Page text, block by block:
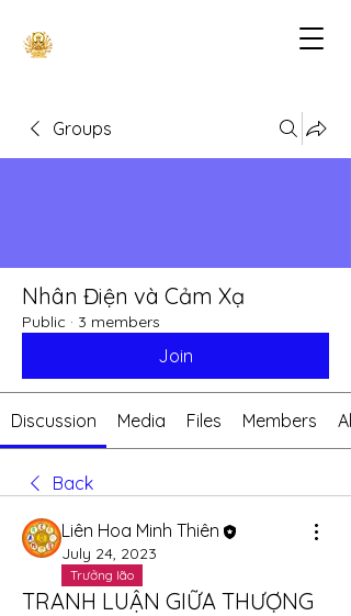
Groups
Nhân Điện và Cảm Xạ
Public · 3 members
Join
Discussion Media Files Members
Back
Liên Hoa Minh Thiên
July 24, 2023
Trưởng lão
TRANH LUẬN GIỮA THƯỢNG